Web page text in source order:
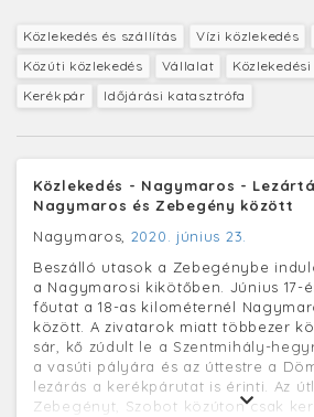
Közlekedés és szállítás Vízi közlekedés
Közúti közlekedés
Vállalat
Kerékpár
Időjárási katasztrófa
Közlekedés - Nagymaros -
Nagymaros és Zebegény között
Nagymaros, 2020. június 23.
Beszálló utasok a Zebegénybe
a Nagymarosi kikötőben. Június 17-
főutat a 18-as kilométernél
között. A zivatarok miatt többezer
sár, kő zúdult le a Szentmihály-
a vasúti pályára és az úttestre a
lezárás a kerékpárutat is érinti. Az
Zebegényt, Szobot közúton csak